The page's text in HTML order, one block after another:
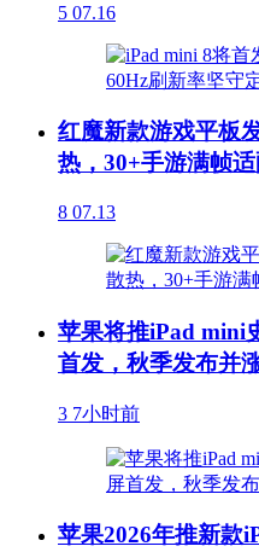
5 07.16
红魔新款游戏平板
热，30+手游满帧
8 07.13
苹果将推iPad mini
首发，秋季发布并
3 7小时前
苹果2026年推新款